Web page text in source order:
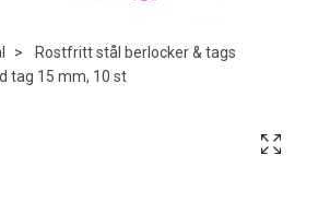
Rostfritt stål berlocker & tags
tag 15 mm, 10 st